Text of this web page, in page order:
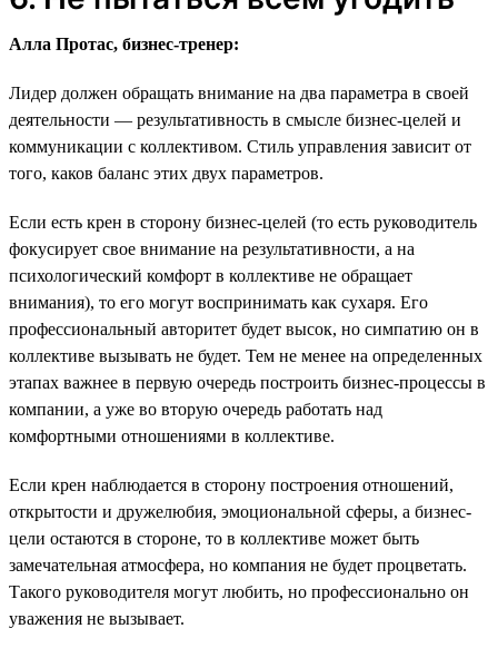
Алла Протас, бизнес-тренер:
Лидер должен обращать внимание на два параметра в своей
деятельности — результативность в смысле бизнес-целей и
коммуникации с коллективом. Стиль управления зависит от
того, каков баланс этих двух параметров.
Если есть крен в сторону бизнес-целей (то есть руководитель
фокусирует свое внимание на результативности, а на
психологический комфорт в коллективе не обращает
внимания), то его могут воспринимать как сухаря. Его
профессиональный авторитет будет высок, но симпатию он в
коллективе вызывать не будет. Тем не менее на определенных
этапах важнее в первую очередь построить бизнес-процессы в
компании, а уже во вторую очередь работать над
комфортными отношениями в коллективе.
Если крен наблюдается в сторону построения отношений,
открытости и дружелюбия, эмоциональной сферы, а бизнес-
цели остаются в стороне, то в коллективе может быть
замечательная атмосфера, но компания не будет процветать.
Такого руководителя могут любить, но профессионально он
уважения не вызывает.